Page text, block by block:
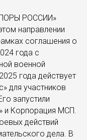
РОССИИ»
направлении
соглашения о
года с
военной
года действует
для участников
запустили
и Корпорация МСП.
действий
дела. В